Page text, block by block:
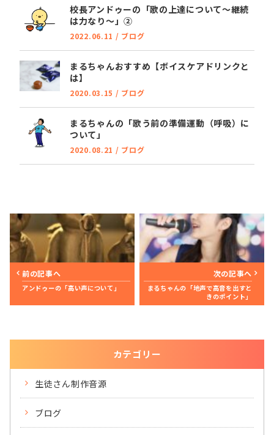
校長アンドゥーの「歌の上達について～継続
は力なり～」②
2022.06.11 / ブログ
まるちゃんおすすめ【ボイスケアドリンクと
は】
2020.03.15 / ブログ
まるちゃんの「歌う前の準備運動（呼吸）に
ついて」
2020.08.21 / ブログ
前の記事へ
アンドゥーの「高い声について」
次の記事へ
まるちゃんの「地声で高音を出すと
きのポイント」
カテゴリー
生徒さん制作音源
ブログ